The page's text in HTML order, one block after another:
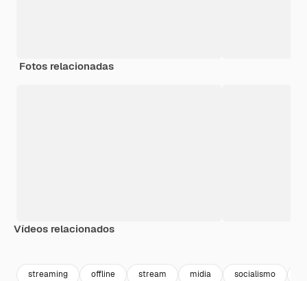
Fotos relacionadas
Vídeos relacionados
streaming offline stream midia socialismo